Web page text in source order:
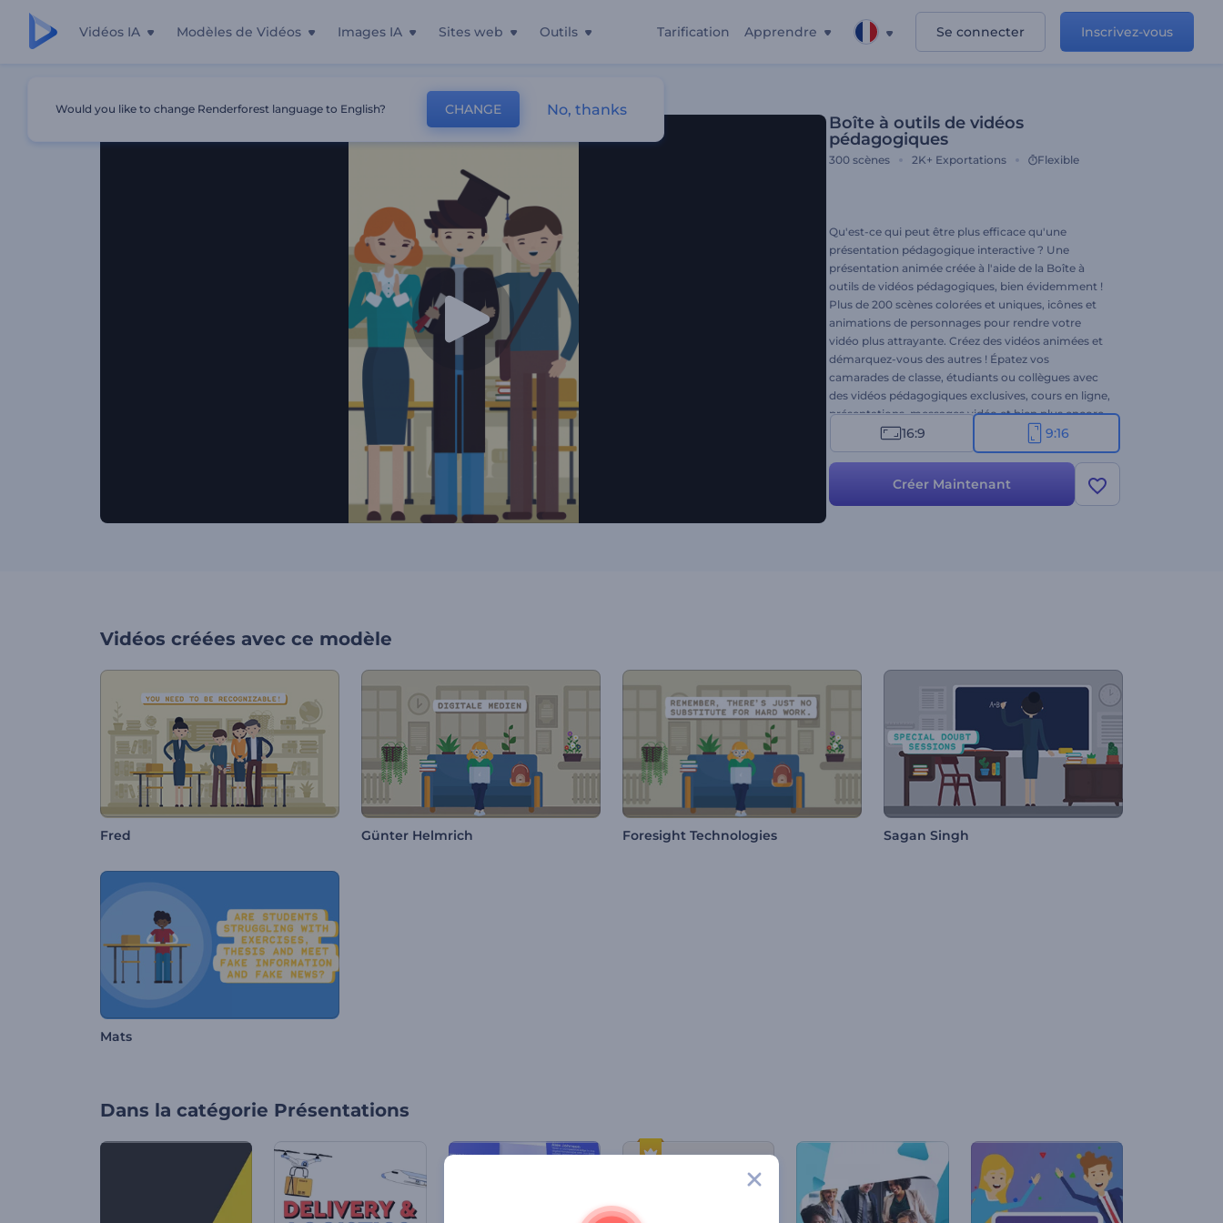
Vidéos IA Modèles de Vidéos Images IA Sites web Outils Tarification Apprendre Se connecter Inscrivez-vous
Boîte à outils de vidéos
pédagogiques
300 scènes 2K+ Exportations Flexible
Qu'est-ce qui peut être plus efficace qu'une
présentation pédagogique interactive ? Une
présentation animée créée à l'aide de la Boîte à
outils de vidéos pédagogiques, bien évidemment !
Plus de 200 scènes colorées et uniques, icônes et
animations de personnages pour rendre votre
vidéo plus attrayante. Créez des vidéos animées et
démarquez-vous des autres ! Épatez vos
camarades de classe, étudiants ou collègues avec
des vidéos pédagogiques exclusives, cours en ligne,
présentations, messages vidéo et bien plus encore.
C'est l'occasion pour vous de passer à un niveau
supérieur en matière de vidéos et de récits
éducatifs. Essayez ce modèle dès aujourd'hui !
16:9 9:16
Créer Maintenant
Vidéos créées avec ce modèle
Fred Günter Helmrich Foresight Technologies Sagan Singh
Mats
Dans la catégorie Présentations
Would you like to change Renderforest language to English? CHANGE No, thanks